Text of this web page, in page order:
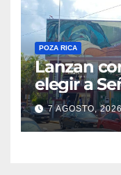
POZA RICA
Lanzan
elegir a
Libertad
7 AGOSTO,